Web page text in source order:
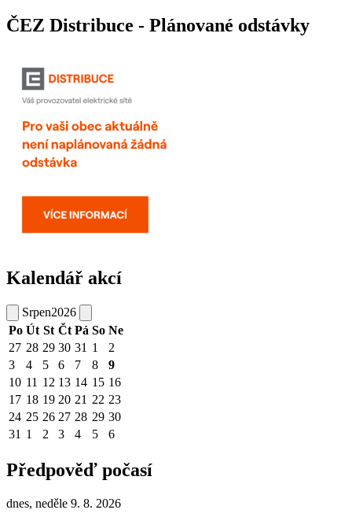
ČEZ Distribuce - Plánované odstávky
Kalendář akcí
Srpen2026
Po Út St Čt Pá So Ne
27 28 29 30 31 1
2
3
4 5 6 7 8
9
10 11 12 13 14 15 16
17 18 19 20 21 22 23
24 25 26 27 28 29 30
31 1 2 3 4 5 6
Předpověď počasí
dnes, neděle 9. 8. 2026